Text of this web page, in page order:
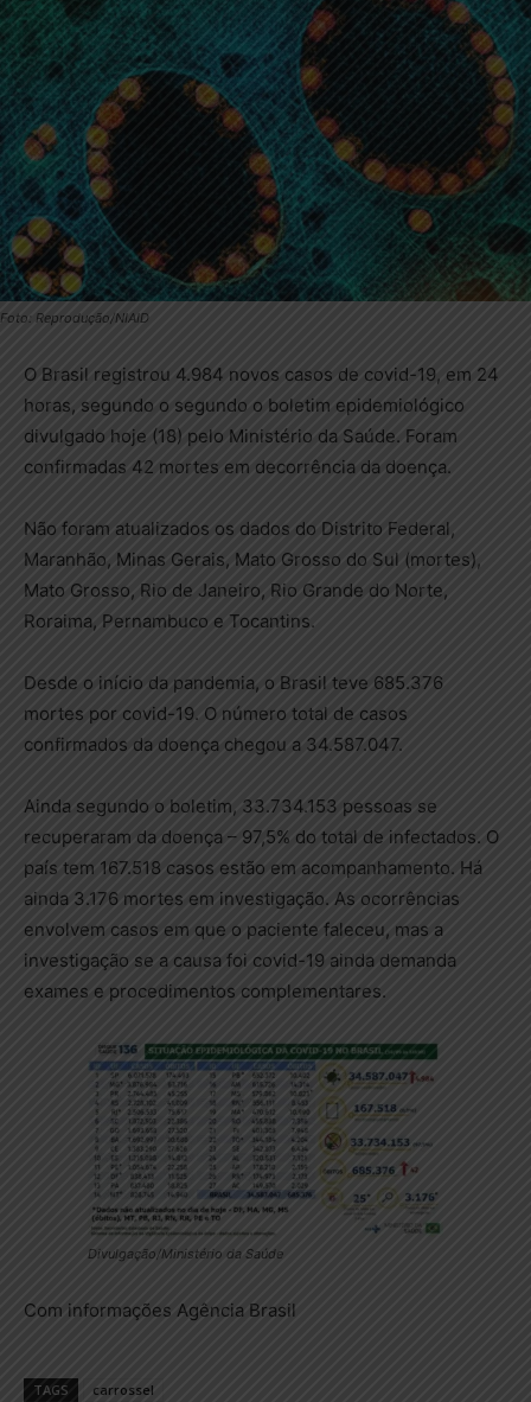
Foto: Reprodução/NIAID
O Brasil registrou 4.984 novos casos de covid-19, em 24
horas, segundo o segundo o boletim epidemiológico
divulgado hoje (18) pelo Ministério da Saúde. Foram
confirmadas 42 mortes em decorrência da doença.
Não foram atualizados os dados do Distrito Federal,
Maranhão, Minas Gerais, Mato Grosso do Sul (mortes),
Mato Grosso, Rio de Janeiro, Rio Grande do Norte,
Roraima, Pernambuco e Tocantins.
Desde o início da pandemia, o Brasil teve 685.376
mortes por covid-19. O número total de casos
confirmados da doença chegou a 34.587.047.
Ainda segundo o boletim, 33.734.153 pessoas se
recuperaram da doença – 97,5% do total de infectados. O
país tem 167.518 casos estão em acompanhamento. Há
ainda 3.176 mortes em investigação. As ocorrências
envolvem casos em que o paciente faleceu, mas a
investigação se a causa foi covid-19 ainda demanda
exames e procedimentos complementares.
Divulgação/Ministério da Saúde
Com informações Agência Brasil
TAGS carrossel